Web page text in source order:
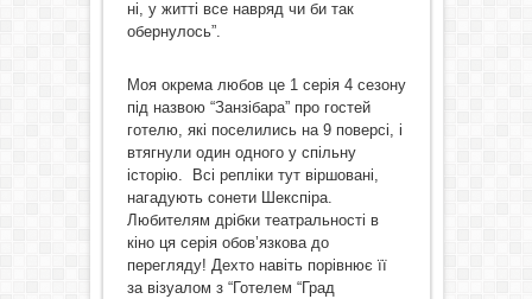
ні, у житті все навряд чи би так
обернулось”.
Моя окрема любов це 1 серія 4 сезону
під назвою “Занзібара” про гостей
готелю, які поселились на 9 поверсі, і
втягнули один одного у спільну
історію. Всі репліки тут віршовані,
нагадують сонети Шекспіра.
Любителям дрібки театральності в
кіно ця серія обов’язкова до
перегляду! Дехто навіть порівнює її
за візуалом з “Готелем “Град